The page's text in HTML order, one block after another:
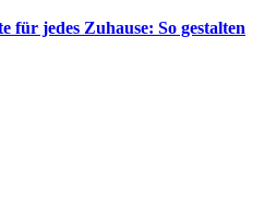
für jedes Zuhause: So gestalten